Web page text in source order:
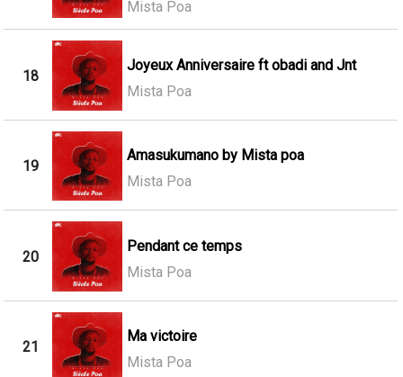
Mista Poa
18
Joyeux Anniversaire ft obadi and Jnt
Mista Poa
19
Amasukumano by Mista poa
Mista Poa
20
Pendant ce temps
Mista Poa
21
Ma victoire
Mista Poa